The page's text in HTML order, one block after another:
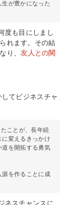
が豊かになった
度も目にしまし
れます。その結
り、友人との関
てビジネスチャ
ことが、長年続
に変えるきっかけ
道を開拓する勇気
源を作ることに成
ネスチャンスに